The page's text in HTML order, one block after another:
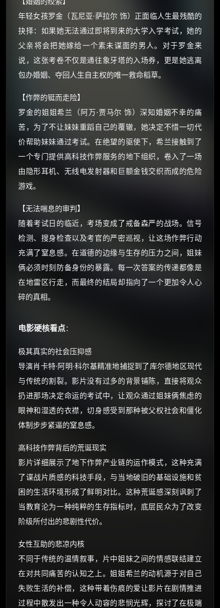
年轻女孩罗金（瓦尼亚·萨拉尔 饰）正面临人生最残酷的
抉择：如果她无法通过即将到来的大学入学考试，她的
父亲将会把她嫁给一个素未谋面的男人。对于罗金来
说，这张考卷不仅是通往象牙塔的入场券，更是她逃离
包办婚姻、夺回人生自主权的唯一救命稻草。
【作弊的铤而走险】
罗金的姐姐希兰（阿万·贾马尔 饰）深知婚姻不幸的痛
苦，为了不让妹妹重蹈自己的覆辙，她决定不惜一切代
价帮助妹妹通过考试。在绝望的驱使下，希兰接触到了
一个专门提供高科技作弊服务的地下组织，卷入了一场
由隐形耳机、无线电发射器和巨额金钱交织而成的危险
游戏。
【无法喘息的审判】
随着考试日的临近，考场变成了戒备森严的战场。信号
检测、搜身检查以及考官的严密巡视，让这场作弊行动
充满了窒息感。在道德的边缘与生存的压力之间，姐妹
俩必须时刻防备身份的暴露。每一次答案的传递都像是
在地雷区行走，而最终的结局却指向了一个更加令人心
碎的真相。
电影硬核看点：
极其真实的社会压抑感
导演肖卡特·阿明·科尔基精准地捕捉到了库尔德地区现代
与传统的割裂。影片没有过多的背景铺陈，直接将观众
扔进那场决定命运的考试中，让观众通过姐妹俩焦虑的
眼神和湿透的衣襟，切身感受到那种被父权社会和僵化
体制步步紧逼的窒息感。
高科技作弊背后的荒诞现实
影片详细展示了地下作弊产业链的运作模式，这种充满
了谍战片质感的科技手段，与当地破旧的基础设施和贫
困的生活环境形成了鲜明对比。这种荒诞感深刻讽刺了
当教育沦为一种纯粹的生存指标时，底层民众为了改变
阶级所付出的悲剧性代价。
女性互助的悲凉内核
不同于传统的温情叙事，片中姐妹之间的情感联结建立
在对共同痛苦的认知之上。姐姐希兰的动机源于对自己
失败生活的补偿，这种带着伤痕的爱让影片在剧情推进
过程中散发出一种令人动容的悲悯光辉，探讨了在极端
🧧 福利领取站 ×
朋友们辛苦了 💦
如夸克12个月送14天 最低75元！
价格有浮动，请直接搜索查最低价！
还有支付宝现金红包、外卖红包、
⚡ 前往【大淘客】领红包
☕ 海外大侠？通过 Ko-fi 赐茶